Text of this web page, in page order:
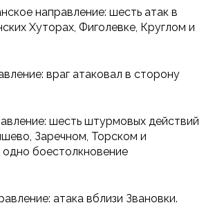
направление: шесть атак в
Хуторах, Фиголевке, Круглом и
враг атаковал в сторону
шесть штурмовых действий
Заречном, Торском и
боестолкновение
атака вблизи Звановки.